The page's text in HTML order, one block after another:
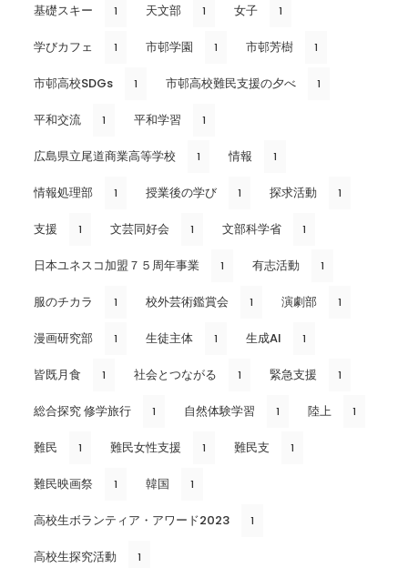
基礎スキー 1 天文部 1 女子 1
学びカフェ 1 市邨学園 1 市邨芳樹 1
市邨高校SDGs 1 市邨高校難民支援の夕べ 1
平和交流 1 平和学習 1
広島県立尾道商業高等学校 1 情報 1
情報処理部 1 授業後の学び 1 探求活動 1
支援 1 文芸同好会 1 文部科学省 1
日本ユネスコ加盟７５周年事業 1 有志活動 1
服のチカラ 1 校外芸術鑑賞会 1 演劇部 1
漫画研究部 1 生徒主体 1 生成AI 1
皆既月食 1 社会とつながる 1 緊急支援 1
総合探究 修学旅行 1 自然体験学習 1 陸上 1
難民 1 難民女性支援 1 難民支 1
難民映画祭 1 韓国 1
高校生ボランティア・アワード2023 1
高校生探究活動 1